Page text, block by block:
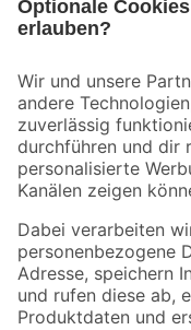
Der toom Newsletter: Keine
Zur Newsletter
Folge uns
Zahlungsarten